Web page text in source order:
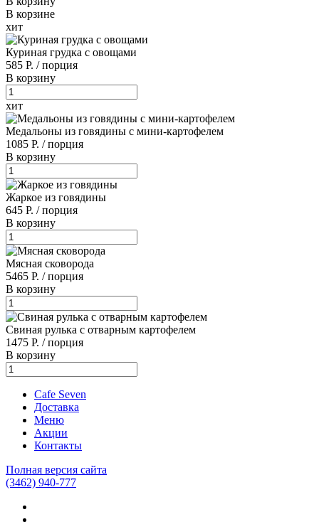
В корзине
хит
Куриная грудка с овощами
585 Р. /порция
В корзину
хит
Медальоны из говядины с мини-картофелем
1085 Р. /порция
В корзину
Жаркое из говядины
645 Р. /порция
В корзину
Мясная сковорода
5465 Р. /порция
В корзину
Свиная рулька с отварным картофелем
1475 Р. /порция
В корзину
Cafe Seven
Доставка
Меню
Акции
Контакты
Полная версия сайта
(3462) 940-777